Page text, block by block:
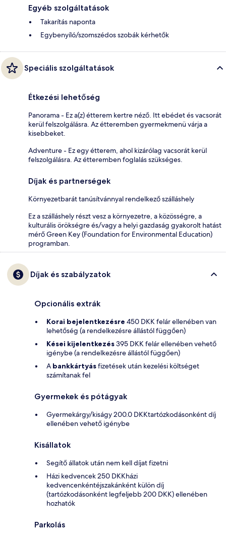
Egyéb szolgáltatások
Takarítás naponta
Egybenyíló/szomszédos szobák kérhetők
Speciális szolgáltatások
Étkezési lehetőség
Panorama - Ez a(z) étterem kertre néző. Itt ebédet és vacsorát
kerül felszolgálásra. Az étteremben gyermekmenü várja a
kisebbeket.
Adventure - Ez egy étterem, ahol kizárólag vacsorát kerül
felszolgálásra. Az étteremben foglalás szükséges.
Díjak és partnerségek
Környezetbarát tanúsítvánnyal rendelkező szálláshely
Ez a szálláshely részt vesz a környezetre, a közösségre, a
kulturális örökségre és/vagy a helyi gazdaság gyakorolt hatást
mérő Green Key (Foundation for Environmental Education)
programban.
Díjak és szabályzatok
Opcionális extrák
Korai bejelentkezésre 450 DKK felár ellenében van
lehetőség (a rendelkezésre állástól függően)
Kései kijelentkezés395 DKK felár ellenében vehető
igénybe (a rendelkezésre állástól függően)
A bankkártyásfizetések után kezelési költséget
számítanak fel
Gyermekek és pótágyak
Gyermekárgy/kiságy 200.0 DKKtartózkodásonként díj
ellenében vehető igénybe
Kisállatok
Segítő állatok után nem kell díjat fizetni
Házi kedvencek 250 DKKházi
kedvencenkéntéjszakánként külön díj
(tartózkodásonként legfeljebb 200 DKK) ellenében
hozhatók
Parkolás